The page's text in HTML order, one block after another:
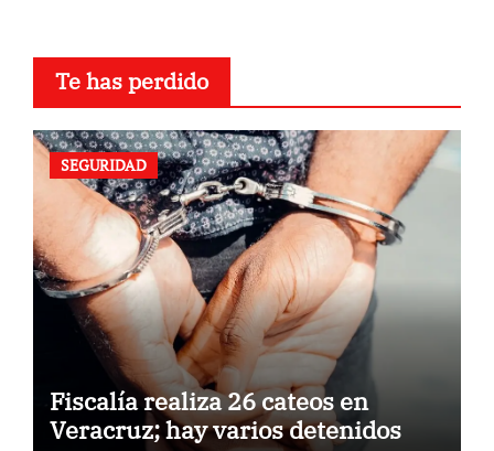
Te has perdido
SEGURIDAD
Fiscalía realiza 26 cateos en
Veracruz; hay varios detenidos